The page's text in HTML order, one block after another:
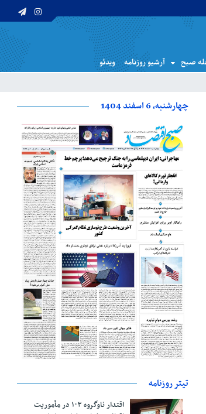
صبح آرشیو روزنامه ویدئو
چهارشنبه، 6 اسفند 1404
تیتر روزنامه
اقتدار ناوگروه ۱۰۳ در مأموریت‌